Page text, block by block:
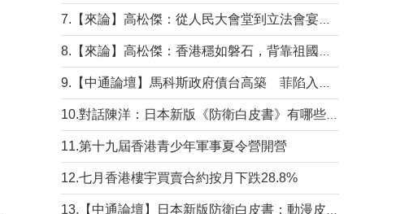
11.第十九屆香港青少年軍事夏令營開營
12.七月香港樓宇買賣合約按月下跌28.8%